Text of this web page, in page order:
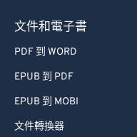
文件和電子書
PDF 到 WORD
EPUB 到 PDF
EPUB 到 MOBI
文件轉換器